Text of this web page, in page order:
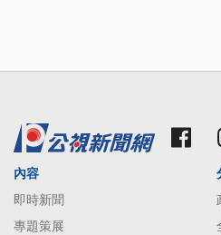
內容
即時新聞
專題策展